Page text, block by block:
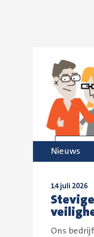
14 juli 2026
Ons
Nieuws